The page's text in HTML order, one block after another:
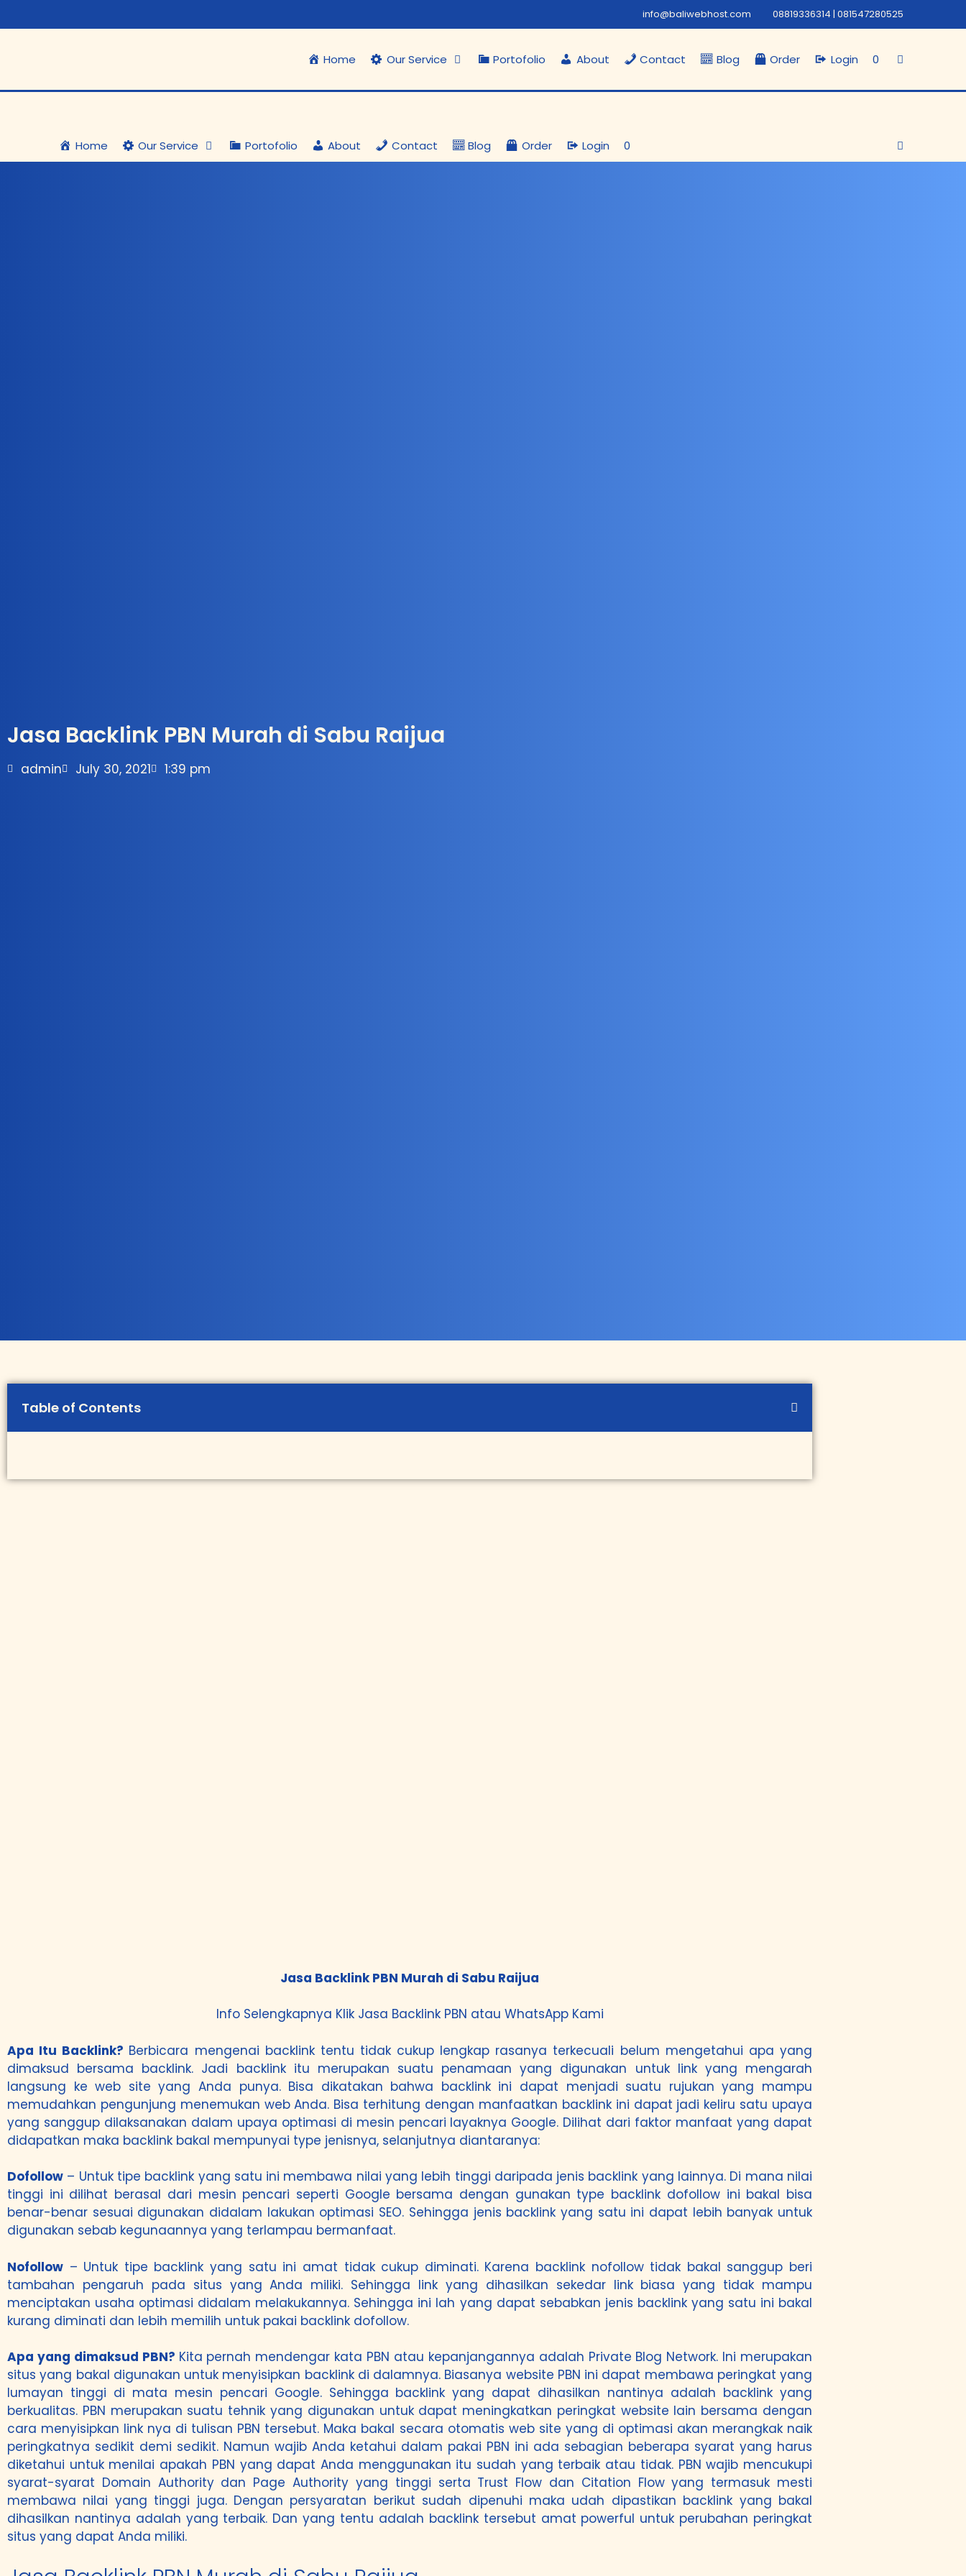
info@baliwebhost.com 08819336314 | 081547280525
Home Our Service Portofolio About Contact Blog Order Login 0
Home Our Service Portofolio About Contact Blog Order Login 0
Jasa Backlink PBN Murah di Sabu Raijua
admin July 30, 2021 1:39 pm
Table of Contents
Jasa Backlink PBN Murah di Sabu Raijua
Info Selengkapnya Klik Jasa Backlink PBN atau WhatsApp Kami
Apa Itu Backlink? Berbicara mengenai backlink tentu tidak cukup lengkap rasanya terkecuali belum mengetahui apa yang
dimaksud bersama backlink. Jadi backlink itu merupakan suatu penamaan yang digunakan untuk link yang mengarah
langsung ke web site yang Anda punya. Bisa dikatakan bahwa backlink ini dapat menjadi suatu rujukan yang mampu
memudahkan pengunjung menemukan web Anda. Bisa terhitung dengan manfaatkan backlink ini dapat jadi keliru satu upaya
yang sanggup dilaksanakan dalam upaya optimasi di mesin pencari layaknya Google. Dilihat dari faktor manfaat yang dapat
didapatkan maka backlink bakal mempunyai type jenisnya, selanjutnya diantaranya:
Dofollow – Untuk tipe backlink yang satu ini membawa nilai yang lebih tinggi daripada jenis backlink yang lainnya. Di mana nilai
tinggi ini dilihat berasal dari mesin pencari seperti Google bersama dengan gunakan type backlink dofollow ini bakal bisa
benar-benar sesuai digunakan didalam lakukan optimasi SEO. Sehingga jenis backlink yang satu ini dapat lebih banyak untuk
digunakan sebab kegunaannya yang terlampau bermanfaat.
Nofollow – Untuk tipe backlink yang satu ini amat tidak cukup diminati. Karena backlink nofollow tidak bakal sanggup beri
tambahan pengaruh pada situs yang Anda miliki. Sehingga link yang dihasilkan sekedar link biasa yang tidak mampu
menciptakan usaha optimasi didalam melakukannya. Sehingga ini lah yang dapat sebabkan jenis backlink yang satu ini bakal
kurang diminati dan lebih memilih untuk pakai backlink dofollow.
Apa yang dimaksud PBN? Kita pernah mendengar kata PBN atau kepanjangannya adalah Private Blog Network. Ini merupakan
situs yang bakal digunakan untuk menyisipkan backlink di dalamnya. Biasanya website PBN ini dapat membawa peringkat yang
lumayan tinggi di mata mesin pencari Google. Sehingga backlink yang dapat dihasilkan nantinya adalah backlink yang
berkualitas. PBN merupakan suatu tehnik yang digunakan untuk dapat meningkatkan peringkat website lain bersama dengan
cara menyisipkan link nya di tulisan PBN tersebut. Maka bakal secara otomatis web site yang di optimasi akan merangkak naik
peringkatnya sedikit demi sedikit. Namun wajib Anda ketahui dalam pakai PBN ini ada sebagian beberapa syarat yang harus
diketahui untuk menilai apakah PBN yang dapat Anda menggunakan itu sudah yang terbaik atau tidak. PBN wajib mencukupi
syarat-syarat Domain Authority dan Page Authority yang tinggi serta Trust Flow dan Citation Flow yang termasuk mesti
membawa nilai yang tinggi juga. Dengan persyaratan berikut sudah dipenuhi maka udah dipastikan backlink yang bakal
dihasilkan nantinya adalah yang terbaik. Dan yang tentu adalah backlink tersebut amat powerful untuk perubahan peringkat
situs yang dapat Anda miliki.